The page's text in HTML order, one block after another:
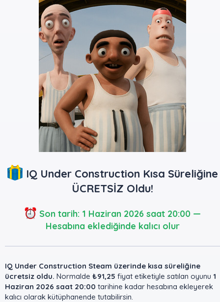
IQ Under Construction Kısa Süreliğine
ÜCRETSİZ Oldu!
Son tarih: 1 Haziran 2026 saat 20:00 —
Hesabına eklediğinde kalıcı olur
IQ Under Construction Steam üzerinde kısa süreliğine
ücretsiz oldu. Normalde ₺91,25 fiyat etiketiyle satılan oyunu 1
Haziran 2026 saat 20:00 tarihine kadar hesabına ekleyerek
kalıcı olarak kütüphanende tutabilirsin.